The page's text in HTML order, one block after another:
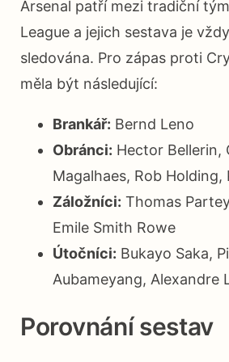
Arsenal patří mezi tradiční
League a jejich sestava je
sledována. Pro zápas proti
měla být následující:
Brankář: Bernd Leno
Obránci: Hector Bellerin,
Magalhaes, Rob
Záložníci: Thomas
Emile Smith Rowe
Útočníci: Bukayo Saka,
Aubameyang, Alexandre
Porovnání sestav